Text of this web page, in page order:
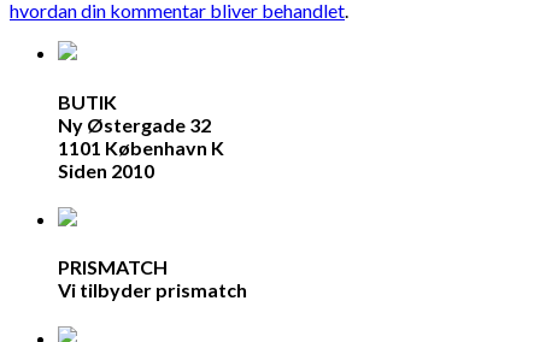
hvordan din kommentar bliver behandlet.
BUTIK
Ny Østergade 32
1101 København K
Siden 2010
PRISMATCH
Vi tilbyder prismatch